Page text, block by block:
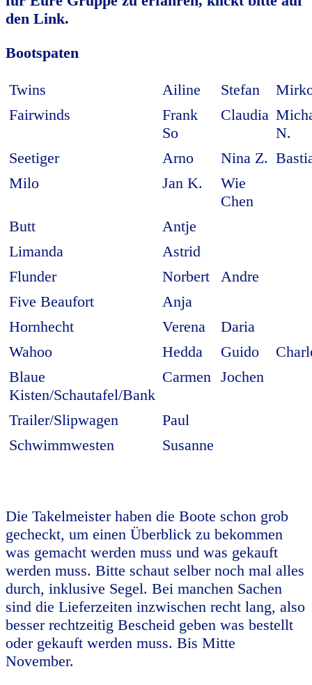
den Link.
Bootspaten
Twins Ailine Stefan
Fairwinds
Frank
So
Claudia
N.
Seetiger
Arno Nina Z.
Milo
Jan K.
Wie
Chen
Butt
Antje
Limanda
Astrid
Flunder
Norbert
Andre
Five Beaufort
Anja
Hornhecht
Verena
Daria
Wahoo
Hedda Guido
Blaue
Kisten/Schautafel/Bank
Carmen Jochen
Trailer/Slipwagen
Paul
Schwimmwesten
Susanne
Die Takelmeister haben die Boote schon grob
gecheckt, um einen Überblick zu bekommen
was gemacht werden muss und was gekauft
werden muss. Bitte schaut selber noch mal alles
durch, inklusive Segel. Bei manchen Sachen
sind die Lieferzeiten inzwischen recht lang, also
besser rechtzeitig Bescheid geben was bestellt
oder gekauft werden muss. Bis Mitte
November.